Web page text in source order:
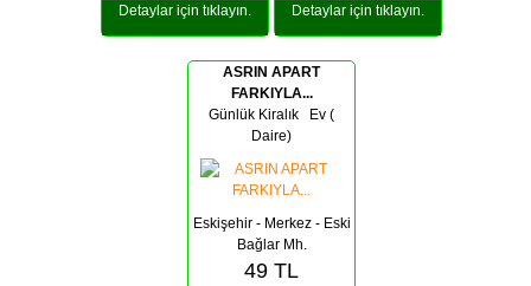
Detaylar için tıklayın. Detaylar için tıklayın.
ASRIN APART
FARKIYLA...
Günlük Kiralık Ev (
Daire)
Eskişehir - Merkez - Eski
Bağlar Mh.
49 TL